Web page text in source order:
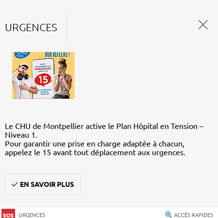
URGENCES
Le CHU de Montpellier active le Plan Hôpital en Tension –
Niveau 1.
Pour garantir une prise en charge adaptée à chacun,
appelez le 15 avant tout déplacement aux urgences.
EN SAVOIR PLUS
URGENCES ACCÈS RAPIDES